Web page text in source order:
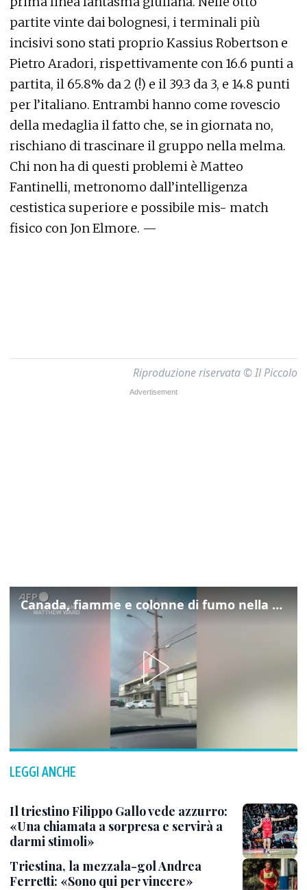
partite vinte dai bolognesi, i terminali più
incisivi sono stati proprio Kassius Robertson e
Pietro Aradori, rispettivamente con 16.6 punti a
partita, il 65.8% da 2 (!) e il 39.3 da 3, e 14.8 punti
per l’italiano. Entrambi hanno come rovescio
della medaglia il fatto che, se in giornata no,
rischiano di trascinare il gruppo nella melma.
Chi non ha di questi problemi è Matteo
Fantinelli, metronomo dall’intelligenza
cestistica superiore e possibile mis- match
fisico con Jon Elmore. —
Riproduzione riservata © Il Piccolo
Canada, fiamme e colonne di fumo nella Columbia Britannica
LEGGI ANCHE
Il triestino Filippo Gallo vede azzurro:
«Una chiamata a sorpresa e servirà a
darmi stimoli»
Triestina, la mezzala-gol Andrea
Ferretti: «Sono qui per vincere»